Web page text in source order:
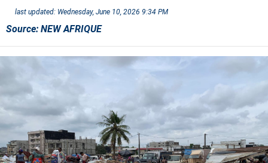
last updated: Wednesday, June 10, 2026 9:34 PM
Source: NEW AFRIQUE